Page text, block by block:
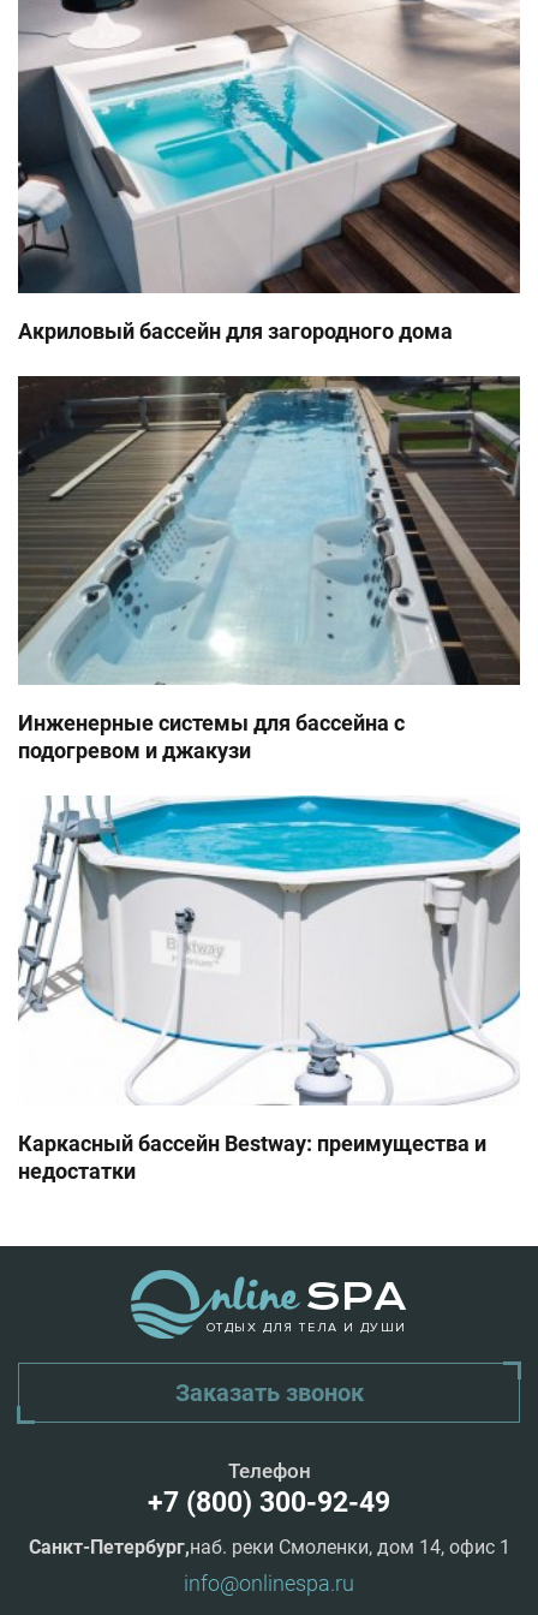
Акриловый бассейн для загородного дома
Инженерные системы для бассейна с
подогревом и джакузи
Каркасный бассейн Bestway: преимущества и
недостатки
ОТДЫХ ДЛЯ ТЕЛА И ДУШИ
Заказать звонок
Телефон
+7 (800) 300-92-49
Санкт-Петербург,наб. реки Смоленки, дом 14, офис 1
info@onlinespa.ru